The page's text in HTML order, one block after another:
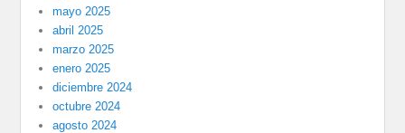
mayo 2025
abril 2025
marzo 2025
enero 2025
diciembre 2024
octubre 2024
agosto 2024